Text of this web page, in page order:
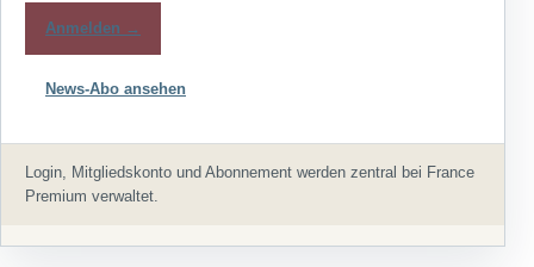
Anmelden →
News-Abo ansehen
Login, Mitgliedskonto und Abonnement werden zentral bei France
Premium verwaltet.